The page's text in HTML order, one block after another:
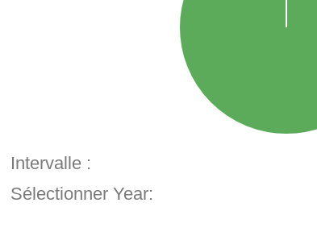
Intervalle :
Sélectionner Year: